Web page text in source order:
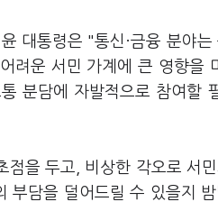
대통령은 "통신·금융 분야
려운 서민 가계에 큰 영향을
분담에 자발적으로 참여할
을 두고, 비상한 각오로 서
담을 덜어드릴 수 있을지